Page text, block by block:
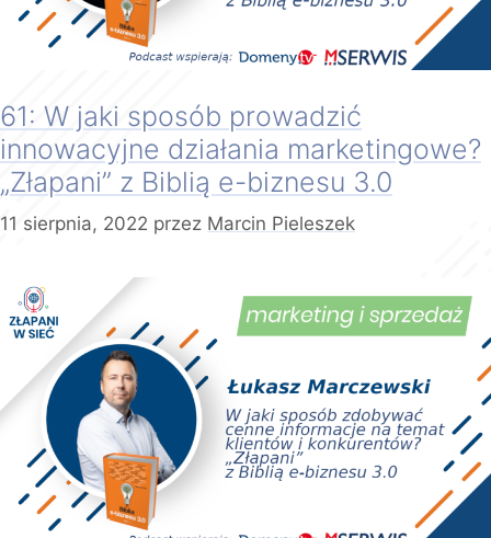
61: W jaki sposób prowadzić
innowacyjne działania marketingowe?
„Złapani” z Biblią e-biznesu 3.0
11 sierpnia, 2022 przez Marcin Pieleszek